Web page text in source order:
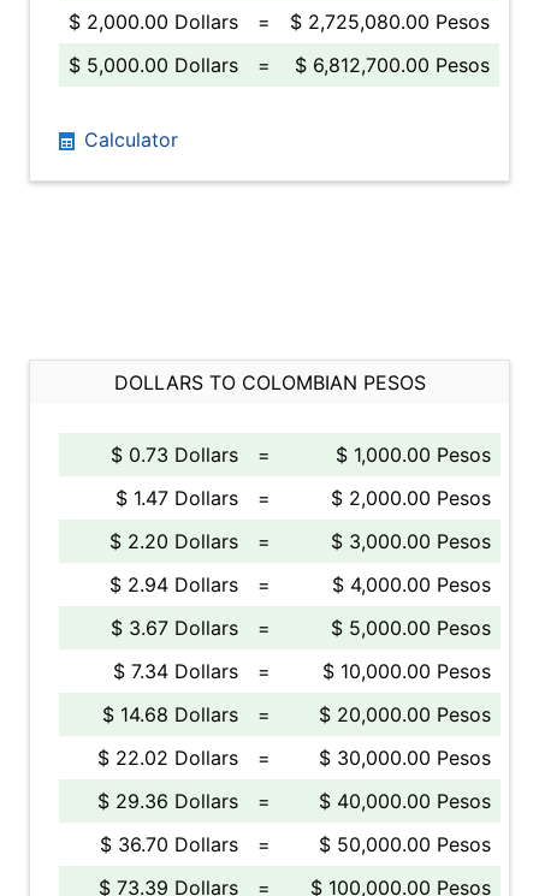
$ 2,000.00 Dollars
=
$ 2,725,080.00 Pesos
$ 5,000.00 Dollars
= $ 6,812,700.00 Pesos
Calculator
DOLLARS TO COLOMBIAN PESOS
$ 0.73 Dollars =
$ 1,000.00 Pesos
$ 1.47 Dollars
=
$ 2,000.00 Pesos
$ 2.20 Dollars
=
$ 3,000.00 Pesos
$ 2.94 Dollars
=
$ 4,000.00 Pesos
$ 3.67 Dollars
=
$ 5,000.00 Pesos
$ 7.34 Dollars
=
$ 10,000.00 Pesos
$ 14.68 Dollars
=
$ 20,000.00 Pesos
$ 22.02 Dollars
=
$ 30,000.00 Pesos
$ 29.36 Dollars
=
$ 40,000.00 Pesos
$ 36.70 Dollars
=
$ 50,000.00 Pesos
$ 73.39 Dollars
= $ 100,000.00 Pesos